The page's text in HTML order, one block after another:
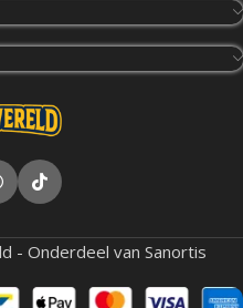
- Onderdeel van Sanortis